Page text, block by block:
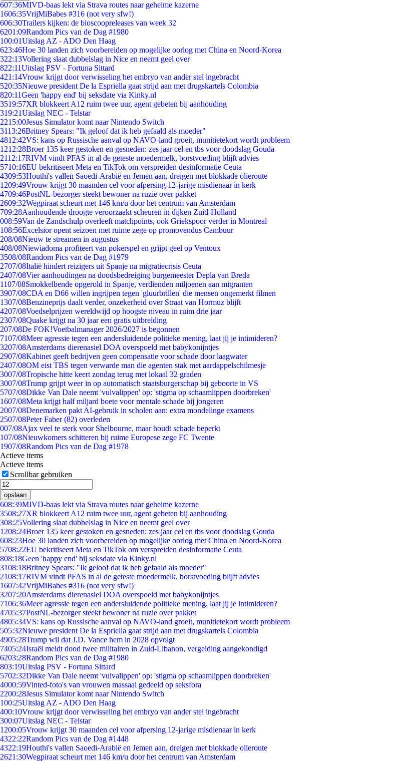
607:36MIVD-baas lekt via Strava routes naar geheime kazerne
1606:35VrijMiBabes #316 (not very sfw!)
606:30Trailers kijken: de bioscoopreleases van week 32
6201:09Random Pics van de Dag #1980
100:01Uitslag AZ - ADO Den Haag
623:46Hoe 30 landen zich voorbereiden op mogelijke oorlog met China en Noord-Korea
322:13Vollering slaat dubbelslag in Nice en neemt geel over
822:11Uitslag PSV - Fortuna Sittard
421:14Vrouw krijgt door verwisseling het embryo van ander stel ingebracht
520:35Nieuwe president De la Espriella gaat strijd aan met drugskartels Colombia
820:11Geen 'happy end' bij seksdate via Kinky.nl
3519:57XR blokkeert A12 ruim twee uur, agent gebeten bij aanhouding
319:21Uitslag NEC - Telstar
2215:00Jesus Simulator komt naar Nintendo Switch
3113:26Britney Spears: "Ik geloof dat ik heb gefaald als moeder"
4812:42VS: kans op Russische aanval op NAVO-land groeit, munitietekort wordt probleem
1212:28Broer 135 keer gestoken en gesneden: zes jaar cel en tbs voor doodslag Gouda
2112:17RIVM vindt PFAS in al de geteste moedermelk, borstvoeding blijft advies
5710:16EU bekritiseert Meta en TikTok om verspreiden desinformatie Ceuta
4309:53Houthi's vallen Saoedi-Arabië en Jemen aan, dreigen met blokkade olieroute
1209:49Vrouw krijgt 30 maanden cel voor afpersing 12-jarige misdienaar in kerk
4709:46PostNL-bezorger steekt bewoner na ruzie over pakket
2609:32Wegpiraat scheurt met 146 km/u door het centrum van Amsterdam
709:28Aanhoudende droogte veroorzaakt scheuren in dijken Zuid-Holland
008:59Van de Zandschulp overleeft matchpoints, ook Griekspoor verder in Montreal
108:56Excelsior opent seizoen met ruime zege op promovendus Cambuur
208/08Nieuw te streamen in augustus
408/08Niewiadoma profiteert van pokerspel en grijpt geel op Ventoux
3508/08Random Pics van de Dag #1979
2707/08Italië hindert reizigers uit Spanje na migratiecrisis Ceuta
2407/08Vier aanhoudingen na doodsbedreiging burgemeester Depla van Breda
1107/08Smokkelbende opgerold in Spanje, verdienden miljoenen aan migranten
3907/08CDA en D66 willen ingrijpen tegen 'gluurbrillen' die mensen ongemerkt filmen
1307/08Benzineprijs daalt verder, onzekerheid over Straat van Hormuz blijft
4207/08Voedselprijzen wereldwijd op hoogste niveau in ruim drie jaar
2307/08Quake krijgt na 30 jaar een gratis uitbreiding
207/08De FOK!Voetbalmanager 2026/2027 is begonnen
7107/08Meer agressie tegen een andersluidende politieke mening, laat jij je intimideren?
3207/08Amsterdams dierenasiel DOA overspoeld met babykonijntjes
2907/08Kabinet geeft bedrijven geen compensatie voor schade door laagwater
2407/08OM eist TBS tegen verwarde man die agenten stak met aardappelschilmesje
3007/08Tropische hitte keert zondag terug met lokaal 32 graden
3007/08Trump grijpt weer in op automatisch staatsburgerschap bij geboorte in VS
5707/08Dikke Van Dale neemt 'vulvalippen' op: 'stigma op schaamlippen doorbreken'
1607/08Meta krijgt half miljard boete voor mentale schade bij jongeren
2007/08Denemarken pakt AI-gebruik in scholen aan: extra mondelinge examens
2507/08Peter Faber (82) overleden
007/08Ajax veel te sterk voor Shelbourne, maar houdt schade beperkt
107/08Nieuwkomers schitteren bij ruime Europese zege FC Twente
1907/08Random Pics van de Dag #1978
Actieve items
Actieve items
Scrollbar gebruiken
opslaan
608:39MIVD-baas lekt via Strava routes naar geheime kazerne
3508:27XR blokkeert A12 ruim twee uur, agent gebeten bij aanhouding
308:25Vollering slaat dubbelslag in Nice en neemt geel over
1208:24Broer 135 keer gestoken en gesneden: zes jaar cel en tbs voor doodslag Gouda
608:23Hoe 30 landen zich voorbereiden op mogelijke oorlog met China en Noord-Korea
5708:22EU bekritiseert Meta en TikTok om verspreiden desinformatie Ceuta
808:18Geen 'happy end' bij seksdate via Kinky.nl
3108:18Britney Spears: "Ik geloof dat ik heb gefaald als moeder"
2108:17RIVM vindt PFAS in al de geteste moedermelk, borstvoeding blijft advies
1607:42VrijMiBabes #316 (not very sfw!)
3207:20Amsterdams dierenasiel DOA overspoeld met babykonijntjes
7106:36Meer agressie tegen een andersluidende politieke mening, laat jij je intimideren?
4705:37PostNL-bezorger steekt bewoner na ruzie over pakket
4805:34VS: kans op Russische aanval op NAVO-land groeit, munitietekort wordt probleem
505:32Nieuwe president De la Espriella gaat strijd aan met drugskartels Colombia
4905:28Trump wil dat J.D. Vance hem in 2028 opvolgt
7405:24Israël meldt dood twee militairen in Zuid-Libanon, vergelding aangekondigd
6203:28Random Pics van de Dag #1980
803:19Uitslag PSV - Fortuna Sittard
5702:32Dikke Van Dale neemt 'vulvalippen' op: 'stigma op schaamlippen doorbreken'
4000:59Vinted-foto's van vrouwen massaal gedeeld op seksfora
2200:28Jesus Simulator komt naar Nintendo Switch
100:25Uitslag AZ - ADO Den Haag
400:10Vrouw krijgt door verwisseling het embryo van ander stel ingebracht
300:07Uitslag NEC - Telstar
1200:05Vrouw krijgt 30 maanden cel voor afpersing 12-jarige misdienaar in kerk
4322:22Random Pics van de Dag #1448
4322:19Houthi's vallen Saoedi-Arabië en Jemen aan, dreigen met blokkade olieroute
2621:30Wegpiraat scheurt met 146 km/u door het centrum van Amsterdam